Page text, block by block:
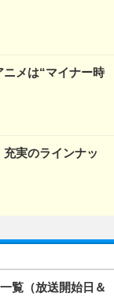
ニメは“マイナー時
実のラインナッ
覧（放送開始日＆